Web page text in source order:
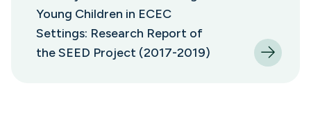
Young Children in ECEC
Settings: Research Report of
the SEED Project (2017-2019)